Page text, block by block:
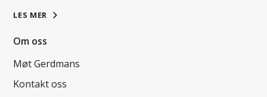
LES MER
Om oss
Møt Gerdmans
Kontakt oss